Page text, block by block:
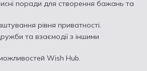
поради для створення бажань та
рівня приватності.
та взаємодії з іншими
Wish Hub.